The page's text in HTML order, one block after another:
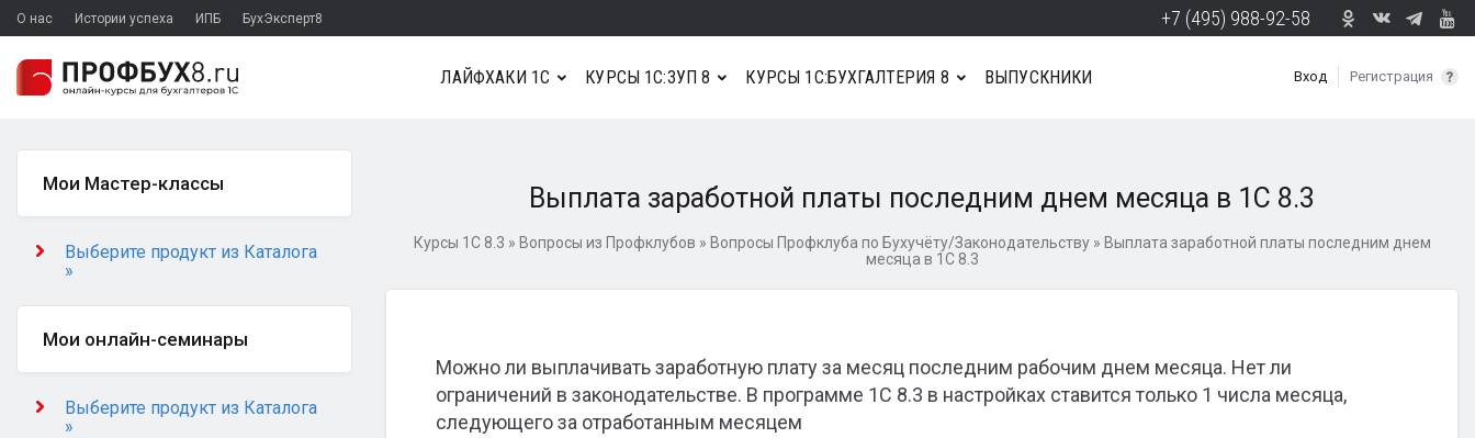
О нас Истории успеха ИПБ БухЭксперт8 +7 (495) 988-92-58
Вход Регистрация
ЛАЙФХАКИ 1С КУРСЫ 1С:ЗУП 8 КУРСЫ 1С:БУХГАЛТЕРИЯ 8 ВЫПУСКНИКИ
Выплата заработной платы последним днем месяца в 1С 8.3
Курсы 1С 8.3 » Вопросы из Профклубов » Вопросы Профклуба по Бухучёту/Законодательству» Выплата заработной платы последним днем
месяца в 1С 8.3
Можно ли выплачивать заработную плату за месяц последним рабочим днем месяца. Нет ли
ограничений в законодательстве. В программе 1С 8.3 в настройках ставится только 1 числа месяца,
следующего за отработанным месяцем
Мои Мастер-классы
Выберите продукт из Каталога
»
Мои онлайн-семинары
Выберите продукт из Каталога
»